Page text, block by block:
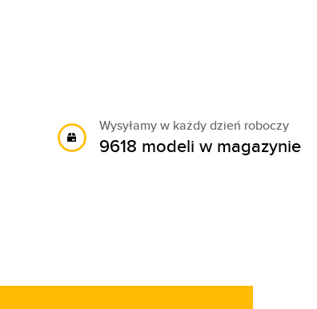
Wysyłamy w każdy dzień roboczy
9618 modeli w magazynie